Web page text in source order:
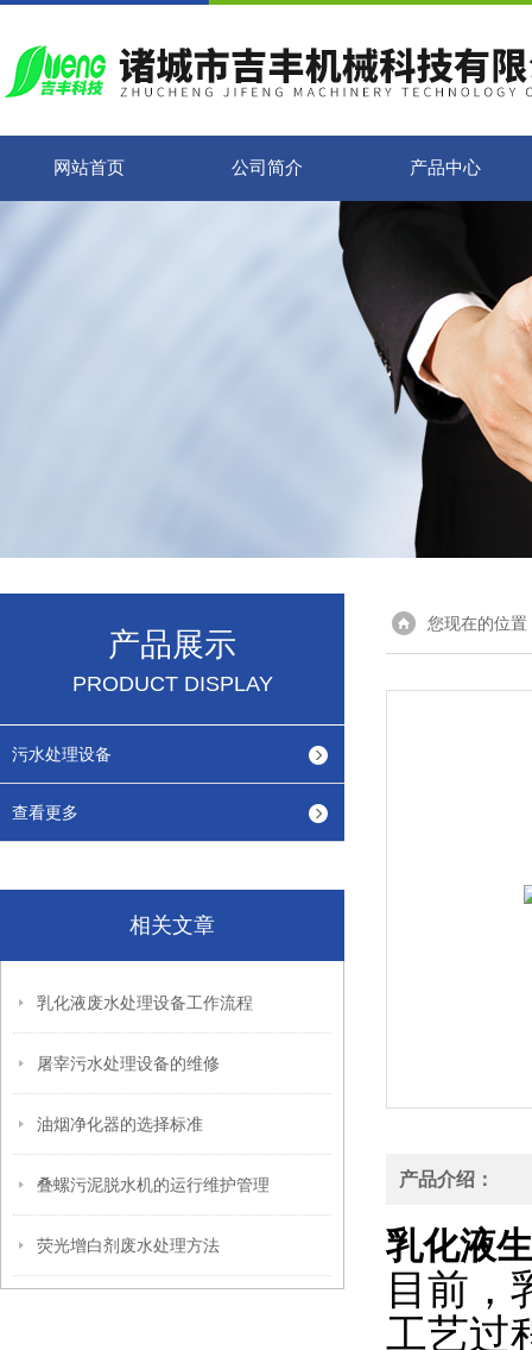
网站首页 公司简介 产品中心
产品展示
PRODUCT DISPLAY
污水处理设备
查看更多
相关文章
乳化液废水处理设备工作流程
屠宰污水处理设备的维修
油烟净化器的选择标准
叠螺污泥脱水机的运行维护管理
荧光增白剂废水处理方法
您现在的位置
产品介绍：
乳化液
目前，
工艺过